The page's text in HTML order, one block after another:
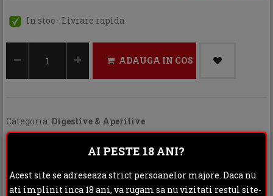
In stoc - Livrare rapida
ADAUGA IN COS
Categoria: Digestive & Aperitive
Rating:
AI PESTE 18 ANI?
Acest site se adreseaza strict persoanelor majore. Daca nu
ati implinit inca 18 ani, va rugam sa nu vizitati restul site-